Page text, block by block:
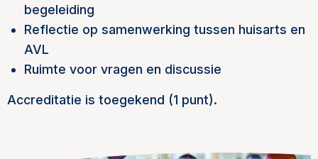
begeleiding
Reflectie op samenwerking tussen huisarts en
AVL
Ruimte voor vragen en discussie
Accreditatie is toegekend (1 punt).